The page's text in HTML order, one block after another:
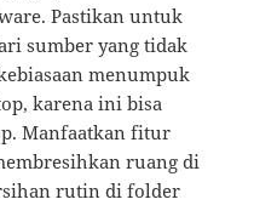
Pastikan untuk
sumber yang tidak
menumpuk
karena ini bisa
Manfaatkan fitur
ruang di
rutin di folder